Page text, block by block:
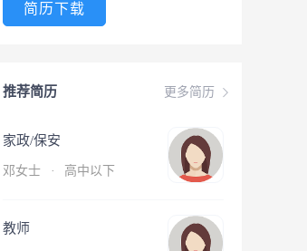
简历下载
更多简历
推荐简历
家政/保安
邓女士 · 高中以下
教师